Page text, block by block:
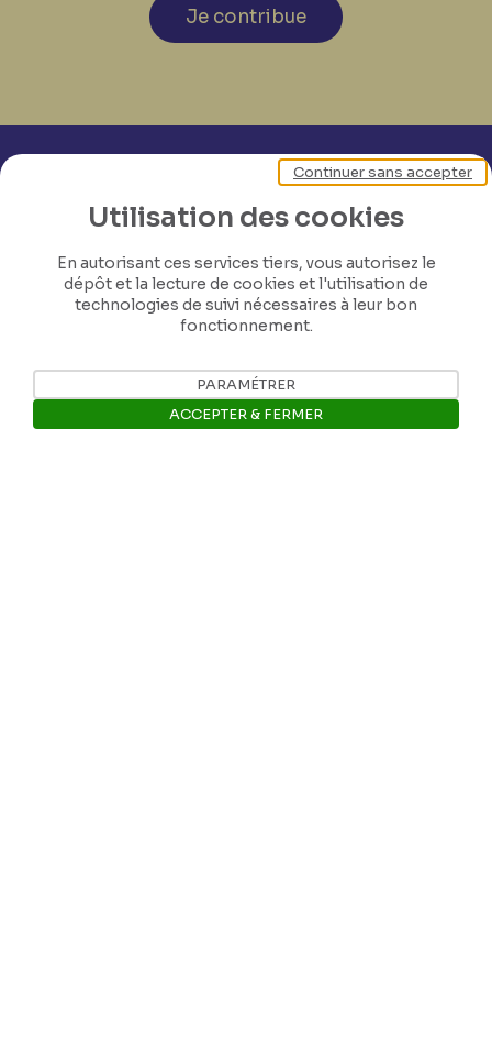
Je contribue
Utilisation des cookies
En autorisant ces services tiers, vous autorisez le
dépôt et la lecture de cookies et l'utilisation de
technologies de suivi nécessaires à leur bon
fonctionnement.
Continuer sans accepter
PARAMÉTRER
ACCEPTER & FERMER